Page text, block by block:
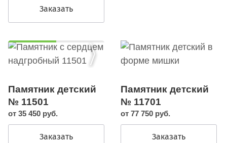
Заказать
Памятник детский
№ 11501
от 35 450 руб.
Заказать
Памятник детский
№ 11701
от 77 750 руб.
Заказать